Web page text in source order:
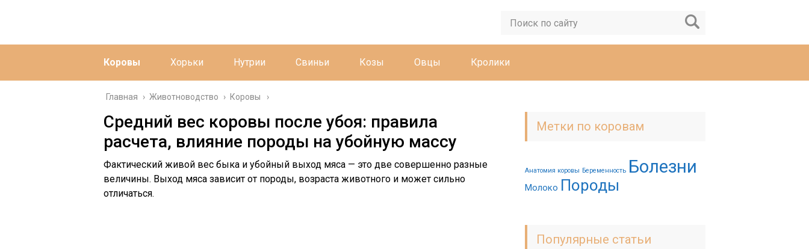
Коровы Хорьки Нутрии Свиньи Козы Овцы Кролики
Главная › Животноводство › Коровы
Средний вес коровы после убоя: правила
расчета, влияние породы на убойную массу
Фактический живой вес быка и убойный выход мяса — это две совершенно разные
величины. Выход мяса зависит от породы, возраста животного и может сильно
отличаться.
Метки по коровам
Анатомия коровы Беременность Болезни
Молоко Породы
Популярные статьи